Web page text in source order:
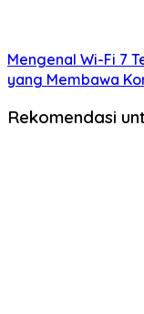
Mengenal Wi-Fi 7
yang Membawa
Rekomendasi